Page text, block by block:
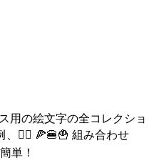
用の絵文字の全コレクショ
🙅‍♀️ 🍕🍔🍟 組み合わせ
単！